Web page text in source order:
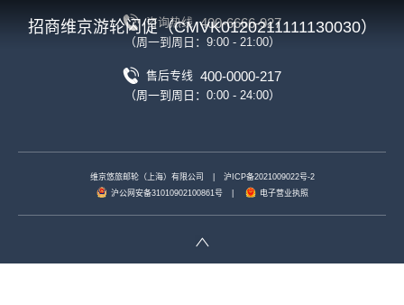
招商维京游轮闪促（CMVK0120211111130030）
咨询热线 400-6666-927
（周一到周日：9:00 - 21:00）
售后专线 400-0000-217
（周一到周日：0:00 - 24:00）
维京悠旅邮轮（上海）有限公司
沪ICP备2021009022号-2
沪公网安备31010902100861号
电子营业执照